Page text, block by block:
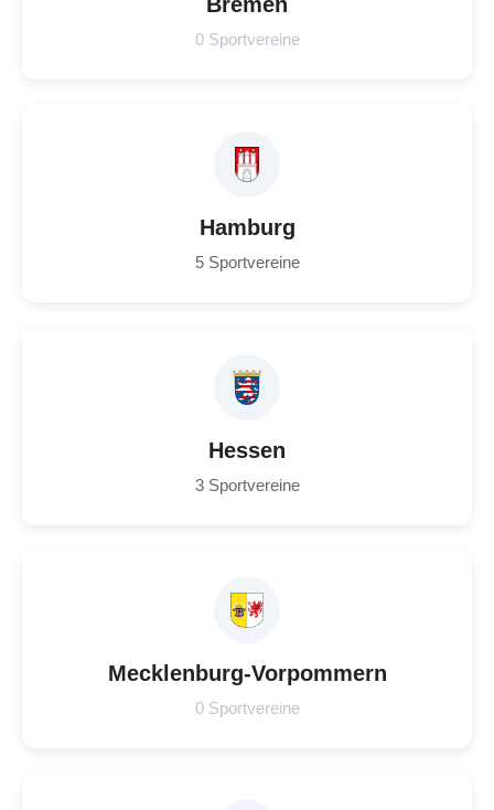
0 Sportvereine
Hamburg
5 Sportvereine
Hessen
3 Sportvereine
Mecklenburg-Vorpommern
0 Sportvereine